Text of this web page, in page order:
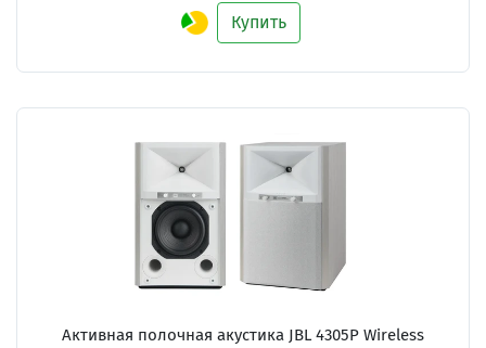
Купить
Активная полочная акустика JBL 4305P Wireless